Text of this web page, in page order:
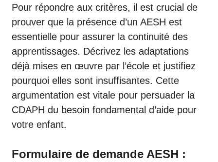
Pour répondre aux critères, il est crucial de
prouver que la présence d’un AESH est
essentielle pour assurer la continuité des
apprentissages. Décrivez les adaptations
déjà mises en œuvre par l’école et justifiez
pourquoi elles sont insuffisantes. Cette
argumentation est vitale pour persuader la
CDAPH du besoin fondamental d’aide pour
votre enfant.
Formulaire de demande AESH :